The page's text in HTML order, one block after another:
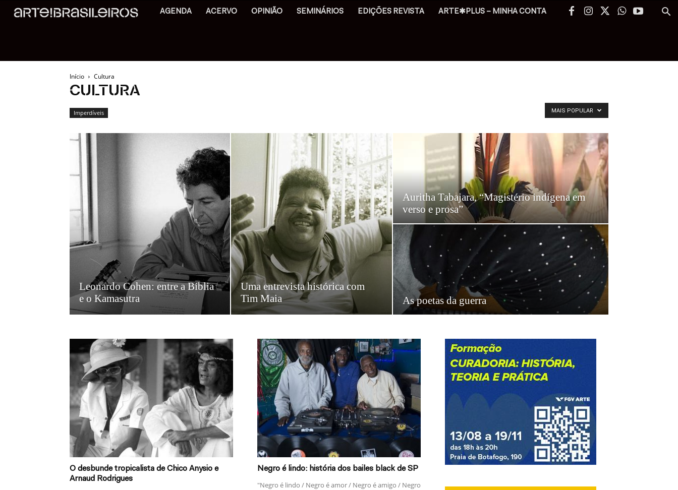
AGENDA ACERVO OPINIÃO SEMINÁRIOS EDIÇÕES REVISTA ARTE✱PLUS – MINHA CONTA
Início Cultura
CULTURA
Imperdíveis MAIS POPULAR
Leonardo Cohen: entre a Bíblia
e o Kamasutra
Uma entrevista histórica com
Tim Maia
Auritha Tabajara, “Magistério indígena em
verso e prosa”
As poetas da guerra
O desbunde tropicalista de Chico Anysio e
Arnaud Rodrigues
Negro é lindo: história dos bailes black de SP
"Negro é lindo / Negro é amor / Negro é amigo / Negro